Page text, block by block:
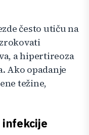
često utiču na
a hipertireoza
Ako opadanje
težine,
infekcije